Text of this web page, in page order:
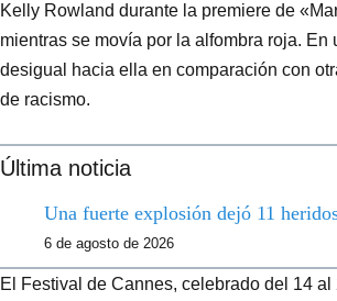
Kelly Rowland durante la premiere de
mientras se movía por la alfombra roja.
desigual hacia ella en comparación con
de racismo.
Última noticia
Una fuerte explosión dejó 11
6 de agosto de 2026
El Festival de Cannes, celebrado del 14